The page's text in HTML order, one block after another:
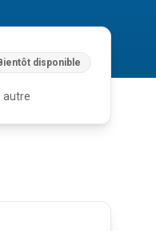
disponible
autre